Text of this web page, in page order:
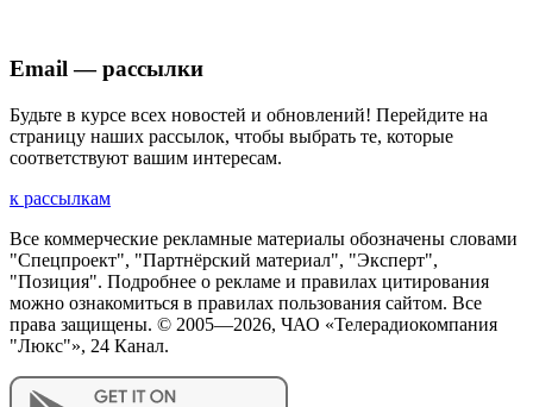
Email — рассылки
Будьте в курсе всех новостей и обновлений! Перейдите на
страницу наших рассылок, чтобы выбрать те, которые
соответствуют вашим интересам.
к рассылкам
Все коммерческие рекламные материалы обозначены словами
"Спецпроект", "Партнёрский материал", "Эксперт",
"Позиция". Подробнее о рекламе и правилах цитирования
можно ознакомиться в правилах пользования сайтом. Все
права защищены. © 2005—2026, ЧАО «Телерадиокомпания
"Люкс"», 24 Канал.